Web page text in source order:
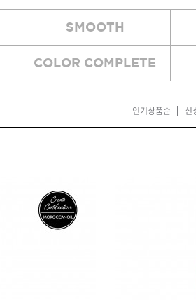
리버시
브레시
ATS 스타일
맥스
SMOOTH
COLOR COMPLETE
인기상품순 신